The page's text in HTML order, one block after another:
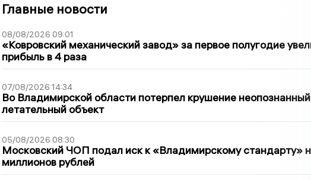
Главные новости
08/08/2026 09:01
«Ковровский механический завод» за первое полугодие
прибыль в 4 раза
07/08/2026 14:34
Во Владимирской области потерпел крушение неопознанный
летательный объект
05/08/2026 08:30
Московский ЧОП подал иск к «Владимирскому стандарту»
миллионов рублей